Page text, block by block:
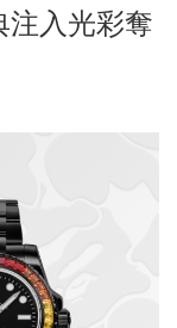
注入光彩奪